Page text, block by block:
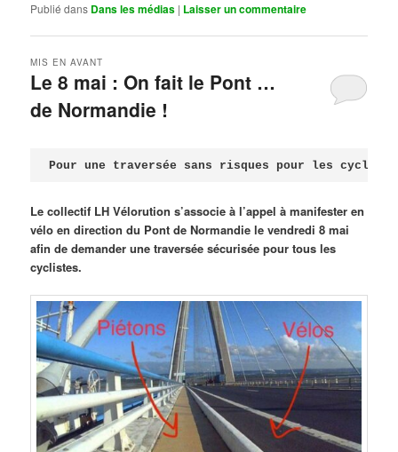
Publié dans Dans les médias | Laisser un commentaire
Le 8 mai : On fait le Pont …
de Normandie !
MIS EN AVANT
Pour une traversée sans risques pour les
Le collectif LH Vélorution s’associe à l’appel à manifester en
vélo en direction du Pont de Normandie le vendredi 8 mai
afin de demander une traversée sécurisée pour tous les
cyclistes.